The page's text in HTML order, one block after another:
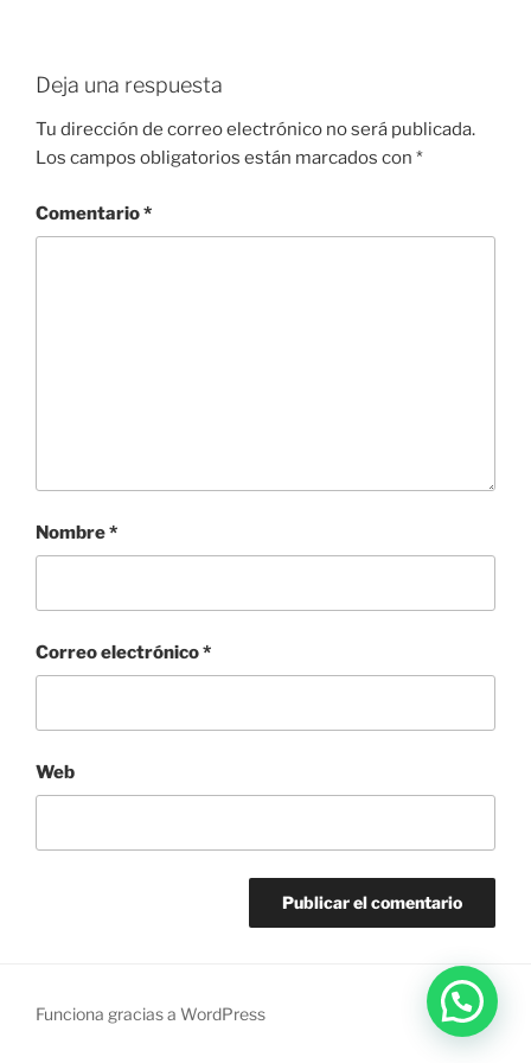
Deja una respuesta
Tu dirección de correo electrónico no será publicada.
Los campos obligatorios están marcados con *
Comentario*
Nombre*
Correo electrónico*
Web
Funciona gracias a WordPress